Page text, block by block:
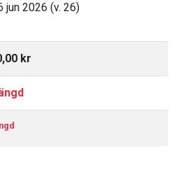
jun 2026 (v. 26)
kr